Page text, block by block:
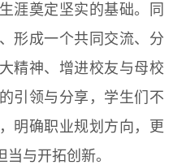
涯奠定坚实的基础。同
形成一个共同交流、分
精神、增进校友与母校
引领与分享，学生们不
明确职业规划方向，更
与开拓创新。